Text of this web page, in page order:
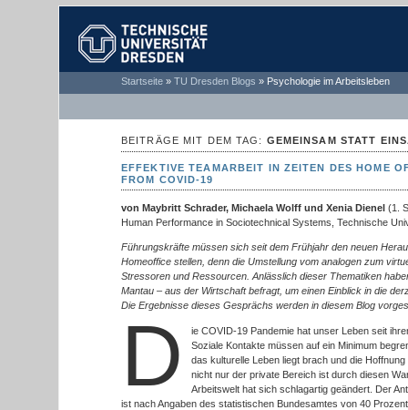
TECHNISCHE
UNIVERSITÄT
Startseite » TU Dresden Blogs » Psychologie im Arbeitsleben
BEITRÄGE MIT DEM TAG: GEMEINSAM STATT
EFFEKTIVE TEAMARBEIT IN ZEITEN DES HOME
FROM COVID-19
von Maybritt Schrader, Michaela Wolff und Xenia Dienel (1.
Human Performance in Sociotechnical Systems, Technische
Führungskräfte müssen sich seit dem Frühjahr den neuen
Homeoffice stellen, denn die Umstellung vom analogen zum
Stressoren und Ressourcen. Anlässlich dieser Thematiken
Mantau – aus der Wirtschaft befragt, um einen Einblick in die
Die Ergebnisse dieses Gesprächs werden in diesem Blog
D
ie COVID-19 Pandemie hat unser Leben seit
Soziale Kontakte müssen auf ein Minimum
das kulturelle Leben liegt brach und die
nicht nur der private Bereich ist durch diesen
Arbeitswelt hat sich schlagartig geändert. Der
ist nach Angaben des statistischen Bundesamtes von 40